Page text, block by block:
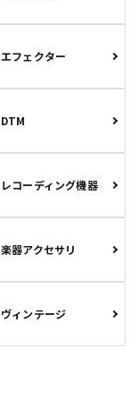
エフェクター
DTM
レコーディング機器
楽器アクセサリ
ヴィンテージ